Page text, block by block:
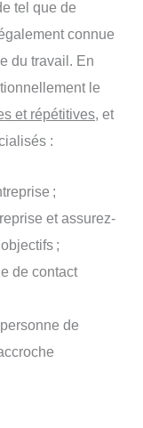
tel que de
connue
du travail. En
le
et répétitives, et
:
;
et assurez-
;
de contact
de